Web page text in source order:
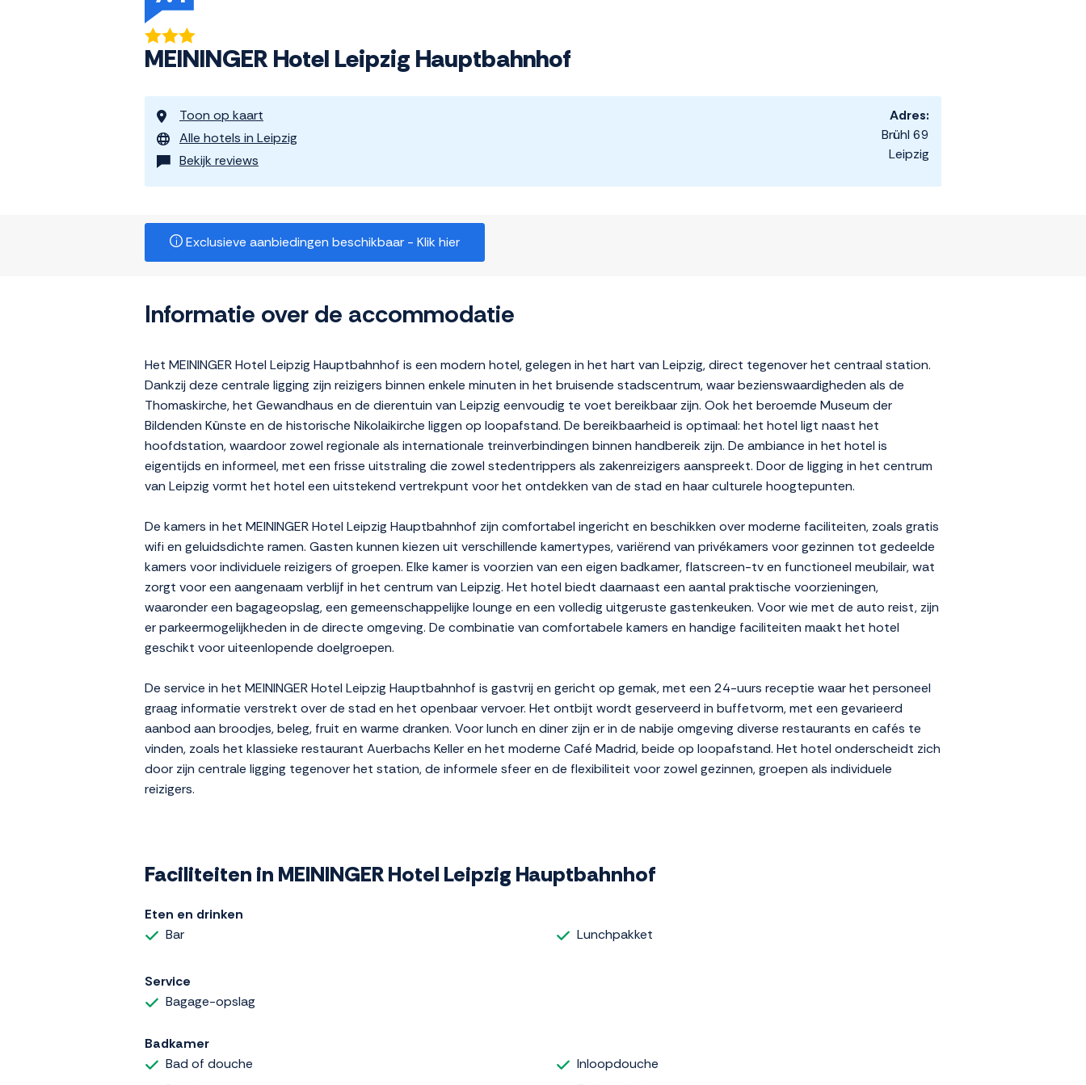
MEININGER Hotel Leipzig Hauptbahnhof
Toon op kaart
Alle hotels in Leipzig
Bekijk reviews
Adres:
Brühl 69
Leipzig
Exclusieve aanbiedingen beschikbaar - Klik hier
Informatie over de accommodatie
Het MEININGER Hotel Leipzig Hauptbahnhof is een modern hotel, gelegen in het hart van Leipzig, direct tegenover het centraal station.
Dankzij deze centrale ligging zijn reizigers binnen enkele minuten in het bruisende stadscentrum, waar bezienswaardigheden als de
Thomaskirche, het Gewandhaus en de dierentuin van Leipzig eenvoudig te voet bereikbaar zijn. Ook het beroemde Museum der
Bildenden Künste en de historische Nikolaikirche liggen op loopafstand. De bereikbaarheid is optimaal: het hotel ligt naast het
hoofdstation, waardoor zowel regionale als internationale treinverbindingen binnen handbereik zijn. De ambiance in het hotel is
eigentijds en informeel, met een frisse uitstraling die zowel stedentrippers als zakenreizigers aanspreekt. Door de ligging in het centrum
van Leipzig vormt het hotel een uitstekend vertrekpunt voor het ontdekken van de stad en haar culturele hoogtepunten.
De kamers in het MEININGER Hotel Leipzig Hauptbahnhof zijn comfortabel ingericht en beschikken over moderne faciliteiten, zoals gratis
wifi en geluidsdichte ramen. Gasten kunnen kiezen uit verschillende kamertypes, variërend van privékamers voor gezinnen tot gedeelde
kamers voor individuele reizigers of groepen. Elke kamer is voorzien van een eigen badkamer, flatscreen-tv en functioneel meubilair, wat
zorgt voor een aangenaam verblijf in het centrum van Leipzig. Het hotel biedt daarnaast een aantal praktische voorzieningen,
waaronder een bagageopslag, een gemeenschappelijke lounge en een volledig uitgeruste gastenkeuken. Voor wie met de auto reist, zijn
er parkeermogelijkheden in de directe omgeving. De combinatie van comfortabele kamers en handige faciliteiten maakt het hotel
geschikt voor uiteenlopende doelgroepen.
De service in het MEININGER Hotel Leipzig Hauptbahnhof is gastvrij en gericht op gemak, met een 24-uurs receptie waar het personeel
graag informatie verstrekt over de stad en het openbaar vervoer. Het ontbijt wordt geserveerd in buffetvorm, met een gevarieerd
aanbod aan broodjes, beleg, fruit en warme dranken. Voor lunch en diner zijn er in de nabije omgeving diverse restaurants en cafés te
vinden, zoals het klassieke restaurant Auerbachs Keller en het moderne Café Madrid, beide op loopafstand. Het hotel onderscheidt zich
door zijn centrale ligging tegenover het station, de informele sfeer en de flexibiliteit voor zowel gezinnen, groepen als individuele
reizigers.
Faciliteiten in MEININGER Hotel Leipzig Hauptbahnhof
Eten en drinken
Bar
Lunchpakket
Service
Bagage-opslag
Badkamer
Bad of douche
Inloopdouche